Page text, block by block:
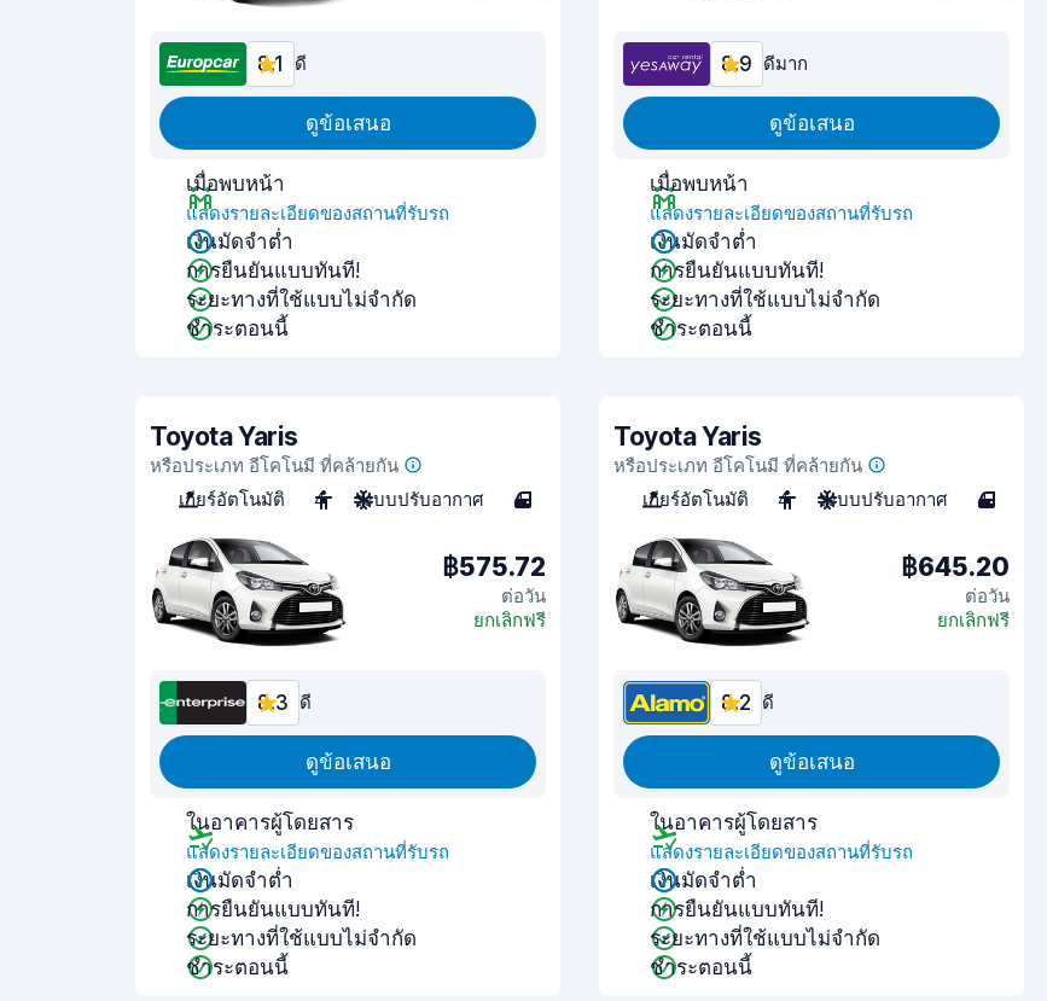
8.1 ดี
ดูข้อเสนอ
เมื่อพบหน้า
แสดงรายละเอียดของสถานที่รับรถ
เงินมัดจำต่ำ
การยืนยันแบบทันที!
ระยะทางที่ใช้แบบไม่จำกัด
ชำระตอนนี้
8.9 ดีมาก
ดูข้อเสนอ
เมื่อพบหน้า
แสดงรายละเอียดของสถานที่รับรถ
เงินมัดจำต่ำ
การยืนยันแบบทันที!
ระยะทางที่ใช้แบบไม่จำกัด
ชำระตอนนี้
Toyota Yaris
หรือประเภท อีโคโนมี ที่คล้ายกัน
เกียร์อัตโนมัติ
4 ระบบปรับอากาศ 4
฿575.72
ต่อวัน
ยกเลิกฟรี
8.3 ดี
ดูข้อเสนอ
ในอาคารผู้โดยสาร
แสดงรายละเอียดของสถานที่รับรถ
เงินมัดจำต่ำ
การยืนยันแบบทันที!
ระยะทางที่ใช้แบบไม่จำกัด
ชำระตอนนี้
Toyota Yaris
หรือประเภท อีโคโนมี ที่คล้ายกัน
เกียร์อัตโนมัติ
4 ระบบปรับอากาศ 4
฿645.20
ต่อวัน
ยกเลิกฟรี
8.2 ดี
ดูข้อเสนอ
ในอาคารผู้โดยสาร
แสดงรายละเอียดของสถานที่รับรถ
เงินมัดจำต่ำ
การยืนยันแบบทันที!
ระยะทางที่ใช้แบบไม่จำกัด
ชำระตอนนี้